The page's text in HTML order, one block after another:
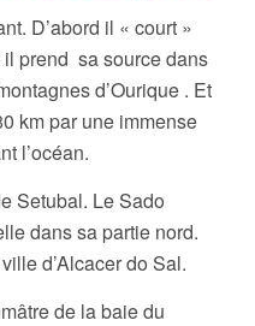
D’abord il « court »
prend sa source dans
d’Ourique . Et
km par une immense
l’océan.
Setubal. Le Sado
dans sa partie nord.
d’Alcacer do Sal.
de la baie du